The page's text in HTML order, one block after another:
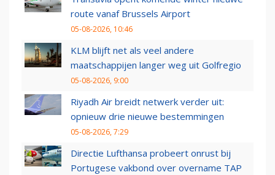
route vanaf Brussels Airport
05-08-2026, 10:46
KLM blijft net als veel andere
maatschappijen langer weg uit Golfregio
05-08-2026, 9:00
Riyadh Air breidt netwerk verder uit:
opnieuw drie nieuwe bestemmingen
05-08-2026, 7:29
Directie Lufthansa probeert onrust bij
Portugese vakbond over overname TAP